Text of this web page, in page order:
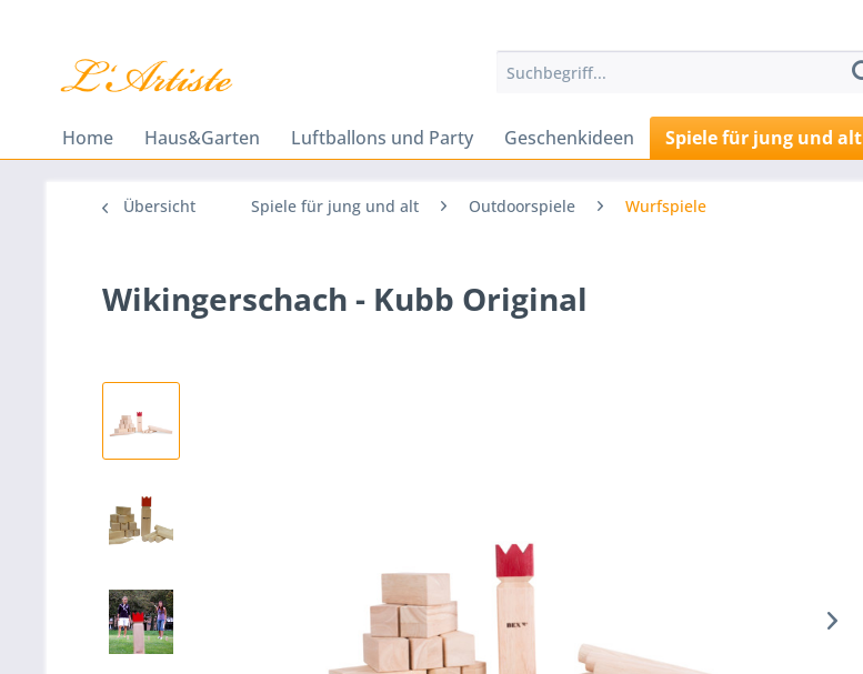
Home Haus&Garten Luftballons und Party Geschenkideen Spiele für jung und alt
Übersicht Spiele für jung und alt Outdoorspiele Wurfspiele
Wikingerschach - Kubb Original